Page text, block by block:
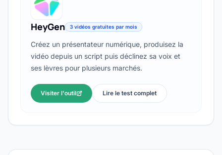
HeyGen 3 vidéos gratuites par mois
Créez un présentateur numérique, produisez la
vidéo depuis un script puis déclinez sa voix et
ses lèvres pour plusieurs marchés.
Visiter l'outil Lire le test complet